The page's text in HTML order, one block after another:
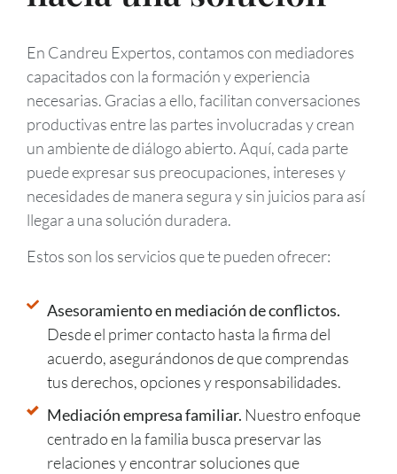
En Candreu Expertos, contamos con mediadores
capacitados con la formación y experiencia
necesarias. Gracias a ello, facilitan conversaciones
productivas entre las partes involucradas y crean
un ambiente de diálogo abierto. Aquí, cada parte
puede expresar sus preocupaciones, intereses y
necesidades de manera segura y sin juicios para así
llegar a una solución duradera.
Estos son los servicios que te pueden ofrecer:
Asesoramiento en mediación de conflictos.
Desde el primer contacto hasta la firma del
acuerdo, asegurándonos de que comprendas
tus derechos, opciones y responsabilidades.
Mediación empresa familiar. Nuestro enfoque
centrado en la familia busca preservar las
relaciones y encontrar soluciones que